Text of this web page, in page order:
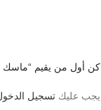
كن أول من يقيم
يجب عليك تسجيل